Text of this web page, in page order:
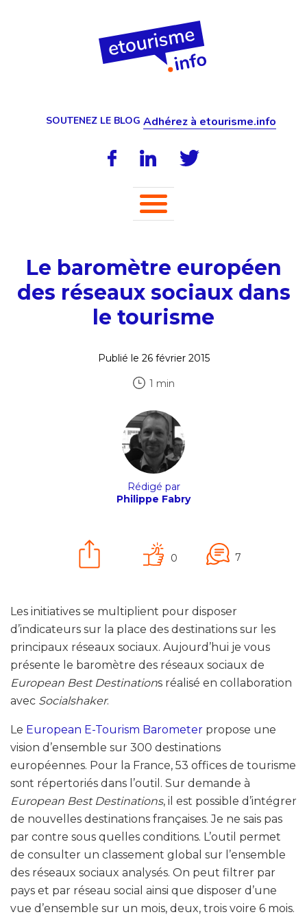
SOUTENEZ LE BLOG Adhérez à etourisme.info
Le baromètre européen
des réseaux sociaux dans
le tourisme
Publié le 26 février 2015
1 min
Rédigé par
Philippe Fabry
0 7
Les initiatives se multiplient pour disposer
d’indicateurs sur la place des destinations sur les
principaux réseaux sociaux. Aujourd’hui je vous
présente le baromètre des réseaux sociaux de
European Best Destinations réalisé en collaboration
avec Socialshaker.
Le European E-Tourism Barometer propose une
vision d’ensemble sur 300 destinations
européennes. Pour la France, 53 offices de tourisme
sont répertoriés dans l’outil. Sur demande à
European Best Destinations, il est possible d’intégrer
de nouvelles destinations françaises. Je ne sais pas
par contre sous quelles conditions. L’outil permet
de consulter un classement global sur l’ensemble
des réseaux sociaux analysés. On peut filtrer par
pays et par réseau social ainsi que disposer d’une
vue d’ensemble sur un mois, deux, trois voire 6 mois.